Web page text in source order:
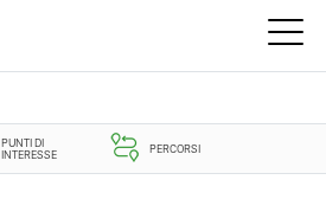
PUNTI DI
INTERESSE
PERCORSI